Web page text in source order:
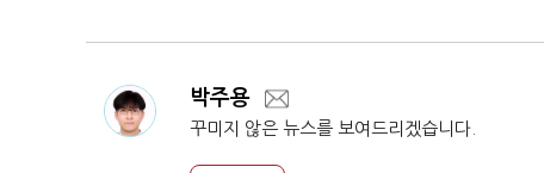
박주용
꾸미지 않은 뉴스를 보여드리겠습니다.